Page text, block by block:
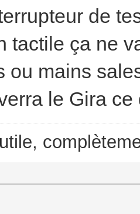
de
tactile ça ne
ou mains
le Gira